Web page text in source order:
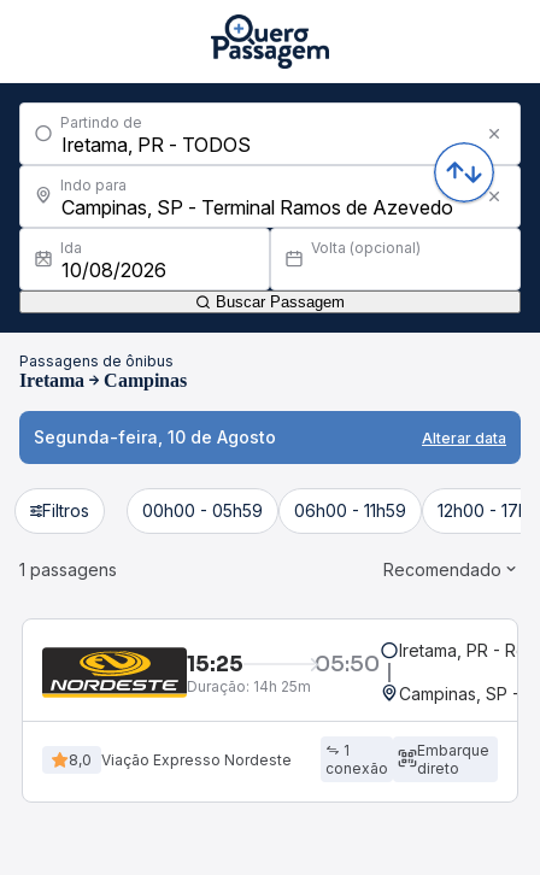
Partindo de
Indo para
Ida Volta (opcional)
Buscar Passagem
Passagens de ônibus
Iretama Campinas
Segunda-feira, 10 de Agosto Alterar data
Filtros 00h00 - 05h59 06h00 - 11h59 12h00 -
1 passagens Recomendado
15:25 05:50
Duração: 14h 25m
Iretama, PR -
Campinas, SP -
8,0 Viação Expresso Nordeste
1
conexão
Embarque
direto